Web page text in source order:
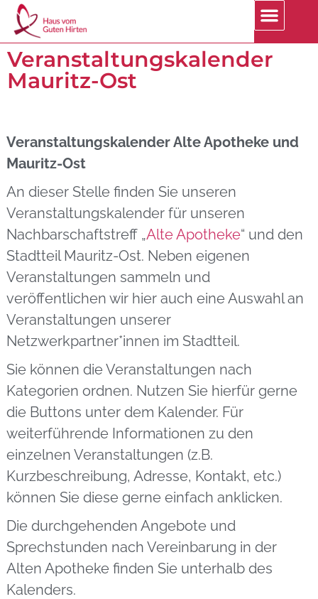
Veranstaltungskalender
Mauritz-Ost
Veranstaltungskalender Alte Apotheke und
Mauritz-Ost
An dieser Stelle finden Sie unseren
Veranstaltungskalender für unseren
Nachbarschaftstreff „Alte Apotheke“ und den
Stadtteil Mauritz-Ost. Neben eigenen
Veranstaltungen sammeln und
veröffentlichen wir hier auch eine Auswahl an
Veranstaltungen unserer
Netzwerkpartner*innen im Stadtteil.
Sie können die Veranstaltungen nach
Kategorien ordnen. Nutzen Sie hierfür gerne
die Buttons unter dem Kalender. Für
weiterführende Informationen zu den
einzelnen Veranstaltungen (z.B.
Kurzbeschreibung, Adresse, Kontakt, etc.)
können Sie diese gerne einfach anklicken.
Die durchgehenden Angebote und
Sprechstunden nach Vereinbarung in der
Alten Apotheke finden Sie unterhalb des
Kalenders.